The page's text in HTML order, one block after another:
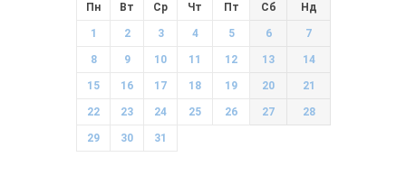
Пн Вт Ср Чт Пт Сб Нд
1 2 3 4 5 6 7
8 9 10 11 12 13 14
15 16 17 18 19 20 21
22 23 24 25 26 27 28
29 30 31